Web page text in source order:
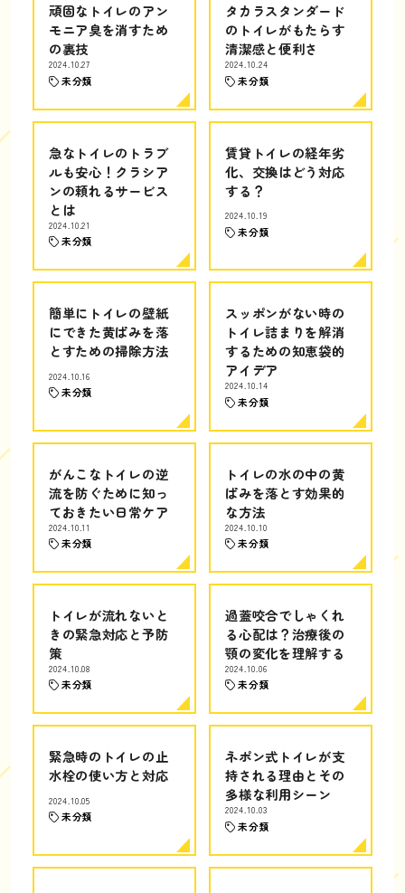
頑固なトイレのアン
モニア臭を消すため
の裏技
2024.10.27
未分類
タカラスタンダード
のトイレがもたらす
清潔感と便利さ
2024.10.24
未分類
急なトイレのトラブ
ルも安心！クラシア
ンの頼れるサービス
とは
2024.10.21
未分類
賃貸トイレの経年劣
化、交換はどう対応
する？
2024.10.19
未分類
簡単にトイレの壁紙
にできた黄ばみを落
とすための掃除方法
2024.10.16
未分類
スッポンがない時の
トイレ詰まりを解消
するための知恵袋的
アイデア
2024.10.14
未分類
がんこなトイレの逆
流を防ぐために知っ
ておきたい日常ケア
2024.10.11
未分類
トイレの水の中の黄
ばみを落とす効果的
な方法
2024.10.10
未分類
トイレが流れないと
きの緊急対応と予防
策
2024.10.08
未分類
過蓋咬合でしゃくれ
る心配は？治療後の
顎の変化を理解する
2024.10.06
未分類
緊急時のトイレの止
水栓の使い方と対応
2024.10.05
未分類
ネポン式トイレが支
持される理由とその
多様な利用シーン
2024.10.03
未分類